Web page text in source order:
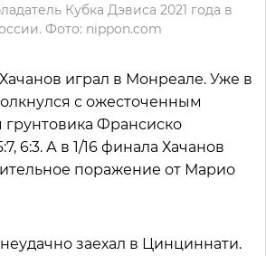
Кубка Дэвиса 2021 года в
Фото: nippon.com
Хачанов играл в Монреале. Уже в
с ожесточенным
Франсиско
6:3. А в 1/16 финала Хачанов
поражение от Марио
неудачно заехал в Цинциннати.